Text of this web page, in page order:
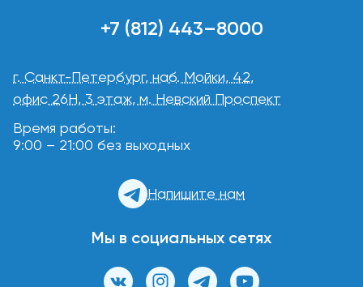
+7 (812) 443–8000
г. Санкт-Петербург, наб. Мойки, 42,
офис 26Н, 3 этаж, м. Невский Проспект
Время работы:
9:00 – 21:00 без выходных
Напишите нам
Мы в социальных сетях